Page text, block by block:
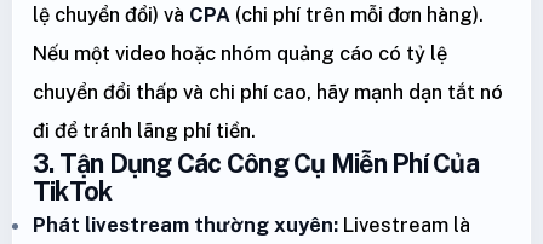
lệ chuyển đổi) và CPA (chi phí trên mỗi đơn hàng).
Nếu một video hoặc nhóm quảng cáo có tỷ lệ
chuyển đổi thấp và chi phí cao, hãy mạnh dạn tắt nó
đi để tránh lãng phí tiền.
3. Tận Dụng Các Công Cụ Miễn Phí Của
TikTok
Phát livestream thường xuyên: Livestream là